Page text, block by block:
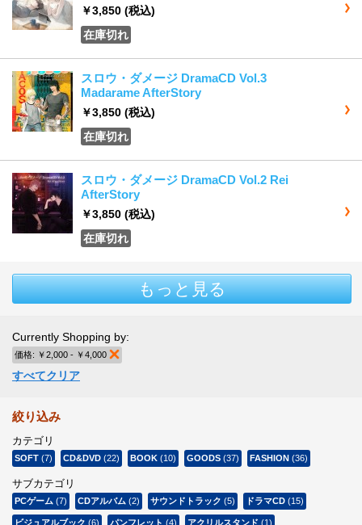
￥3,850 (税込)
在庫切れ
スロウ・ダメージ DramaCD Vol.3
Madarame AfterStory
￥3,850 (税込)
在庫切れ
スロウ・ダメージ DramaCD Vol.2 Rei
AfterStory
￥3,850 (税込)
在庫切れ
もっと見る
Currently Shopping by:
価格: ￥2,000 - ￥4,000
すべてクリア
絞り込み
カテゴリ
SOFT (7) CD&DVD (22) BOOK (10) GOODS (37) FASHION (36)
サブカテゴリ
PCゲーム (7) CDアルバム (2) サウンドトラック (5) ドラマCD (15)
ビジュアルブック (6) パンフレット (4) アクリルスタンド (1)